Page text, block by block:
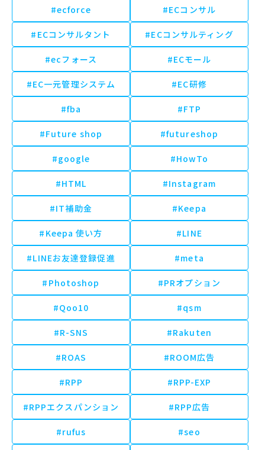
#ecforce #ECコンサル
#ECコンサルタント #ECコンサルティング
#ecフォース #ECモール
#EC一元管理システム #EC研修
#fba #FTP
#Future shop #futureshop
#google #HowTo
#HTML #Instagram
#IT補助金 #Keepa
#Keepa 使い方 #LINE
#LINEお友達登録促進 #meta
#Photoshop #PRオプション
#Qoo10 #qsm
#R-SNS #Rakuten
#ROAS #ROOM広告
#RPP #RPP-EXP
#RPPエクスパンション #RPP広告
#rufus #seo